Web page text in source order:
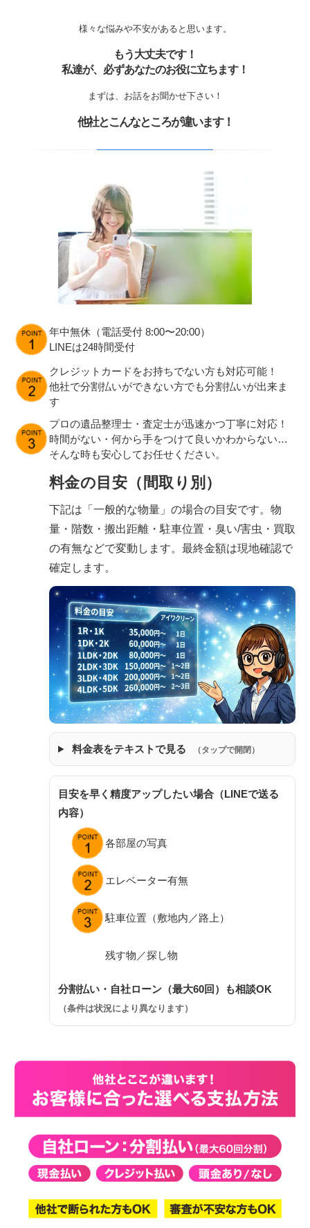
様々な悩みや不安があると思います。
もう大丈夫です！
私達が、必ずあなたのお役に立ちます！
まずは、お話をお聞かせ下さい！
他社とこんなところが違います！
年中無休（電話受付 8:00〜20:00）
LINEは24時間受付
クレジットカードをお持ちでない方も対応可能！
他社で分割払いができない方でも分割払いが出来ま
す
プロの遺品整理士・査定士が迅速かつ丁寧に対応！
時間がない・何から手をつけて良いかわからない…
そんな時も安心してお任せください。
料金の目安（間取り別）
下記は「一般的な物量」の場合の目安です。物
量・階数・搬出距離・駐車位置・臭い/害虫・買取
の有無などで変動します。最終金額は現地確認で
確定します。
料金表をテキストで見る （タップで開閉）
目安を早く精度アップしたい場合（LINEで送る
内容）
各部屋の写真
エレベーター有無
駐車位置（敷地内／路上）
残す物／探し物
分割払い・自社ローン（最大60回）も相談OK
（条件は状況により異なります）